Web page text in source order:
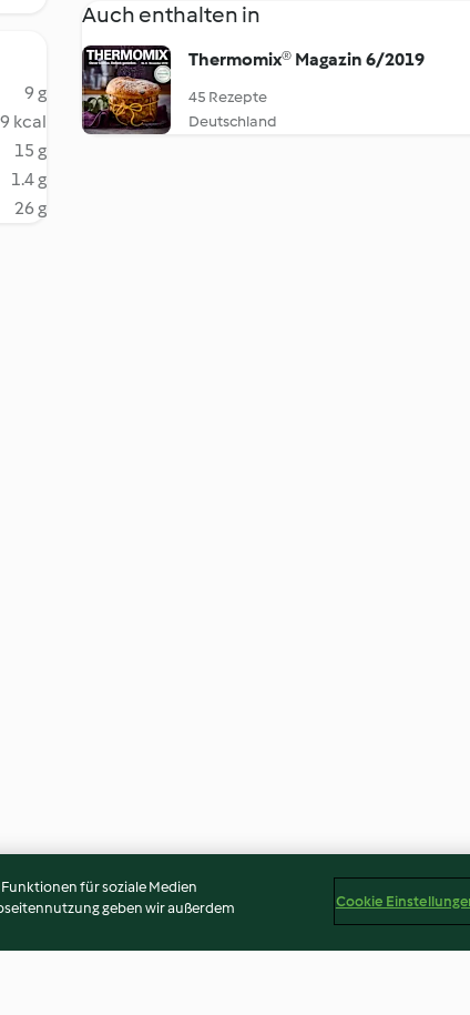
9 g
kcal
15 g
1.4 g
26 g
Auch enthalten in
Thermomix® Magazin 6/2019
45 Rezepte
Deutschland
für soziale Medien
geben wir außerdem
Cookie